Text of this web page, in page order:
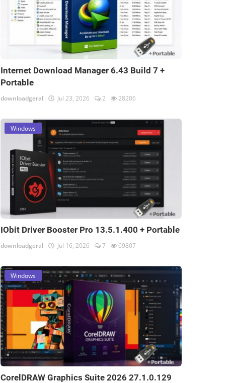
Internet Download Manager 6.43 Build 7 +
Portable
downloadgeral Jul 23, 2026 2 28206
Windows
IObit Driver Booster Pro 13.5.1.400 + Portable
downloadgeral Jul 16, 2026 7 69807
Windows
CorelDRAW Graphics Suite 2026 27.1.0.129